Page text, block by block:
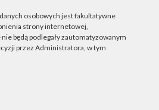
osobowych jest fakultatywne
strony internetowej,
będą podlegały zautomatyzowanym
przez Administratora, w tym